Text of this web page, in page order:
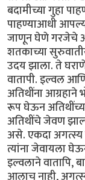
बदामीच्या गुहा
पाहण्याआधी
जाणून घेणे गरजेचे
शतकाच्या
उदय झाला. ते
वातापी. इल्वल
अतिथींना
रूप घेऊन
अतिथींचे जेवण
असे. एकदा अगत्स्य
त्यांना जेवायला
इल्वलाने वातापि,